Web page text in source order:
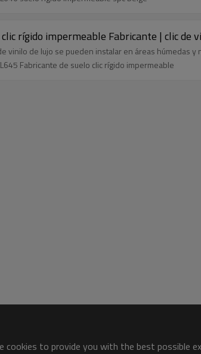
rígido impermeable Fabricante | clic de
vinilo de lujo se pueden instalar en áreas húmedas y
Fabricante de suelo clic rígido impermeable
cookies to provide you with the best possible